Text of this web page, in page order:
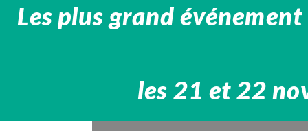
Les plus grand
les 21 et 22